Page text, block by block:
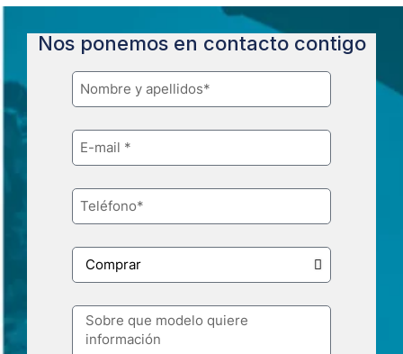
Nos ponemos en contacto contigo